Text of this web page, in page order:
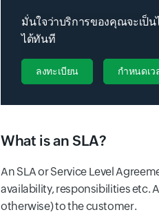
มั่นใจว่าบริการของคุณจะเป็น
ได้ทันที
ลงทะเบียน กำหนดเว
What is an SLA?
An SLA or Service Level
availability, responsibilities etc.
otherwise) to the customer.